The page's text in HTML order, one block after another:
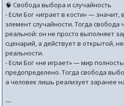
🧠 Свобода выбора и случайность
- Если Бог «играет в кости» —
элемент случайности. Тогда свобода
реальной: он не просто выполняет
сценарий, а действует в открытой,
реальности.
- Если Бог «не играет» — мир
предопределено. Тогда свобода
а человек лишь реализует заранее
---